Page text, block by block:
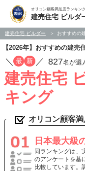
オリコン顧客満足度ランキン
建売住宅 ビルダ
建売住宅 ビルダー おすすめの
【2026年】おすすめの建
／ 最 新 ／ 827名が選
建売住宅
キング
オリコン顧客
日本最大級
同ランキングは、
のアンケートを基
比較しています。